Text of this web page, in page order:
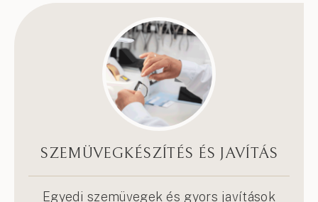
SZEMÜVEGKÉSZÍTÉS ÉS JAVÍTÁS
Egyedi szemüvegek és gyors javítások